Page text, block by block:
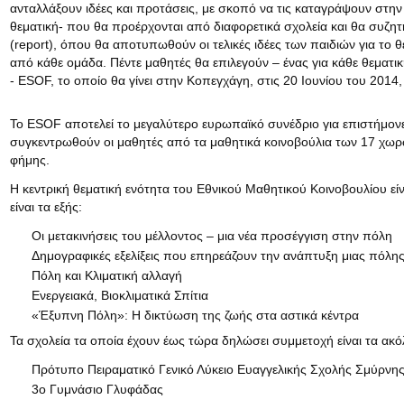
ανταλλάξουν ιδέες και προτάσεις, με σκοπό να τις καταγράψουν
θεματική- που θα προέρχονται από διαφορετικά σχολεία και θα
(report), όπου θα αποτυπωθούν οι τελικές ιδέες των παιδιών για το
από κάθε ομάδα. Πέντε μαθητές θα επιλεγούν – ένας για κάθε
- ESOF, το οποίο θα γίνει στην Κοπεγχάγη, στις 20 Ιουνίου του
Το ESOF αποτελεί το μεγαλύτερο ευρωπαϊκό συνέδριο για
συγκεντρωθούν οι μαθητές από τα μαθητικά κοινοβούλια των 17
φήμης.
Η κεντρική θεματική ενότητα του Eθνικού Μαθητικού
είναι τα εξής:
Οι μετακινήσεις του μέλλοντος – μια νέα προσέγγιση στην πόλη
Δημογραφικές εξελίξεις που επηρεάζουν την ανάπτυξη μιας πόλης
Πόλη και Κλιματική αλλαγή
Ενεργειακά, Βιοκλιματικά Σπίτια
«Έξυπνη Πόλη»: Η δικτύωση της ζωής στα αστικά κέντρα
Τα σχολεία τα οποία έχουν έως τώρα δηλώσει συμμετοχή είναι τα
Πρότυπο Πειραματικό Γενικό Λύκειο Ευαγγελικής Σχολής Σμύρνης
3ο Γυμνάσιο Γλυφάδας